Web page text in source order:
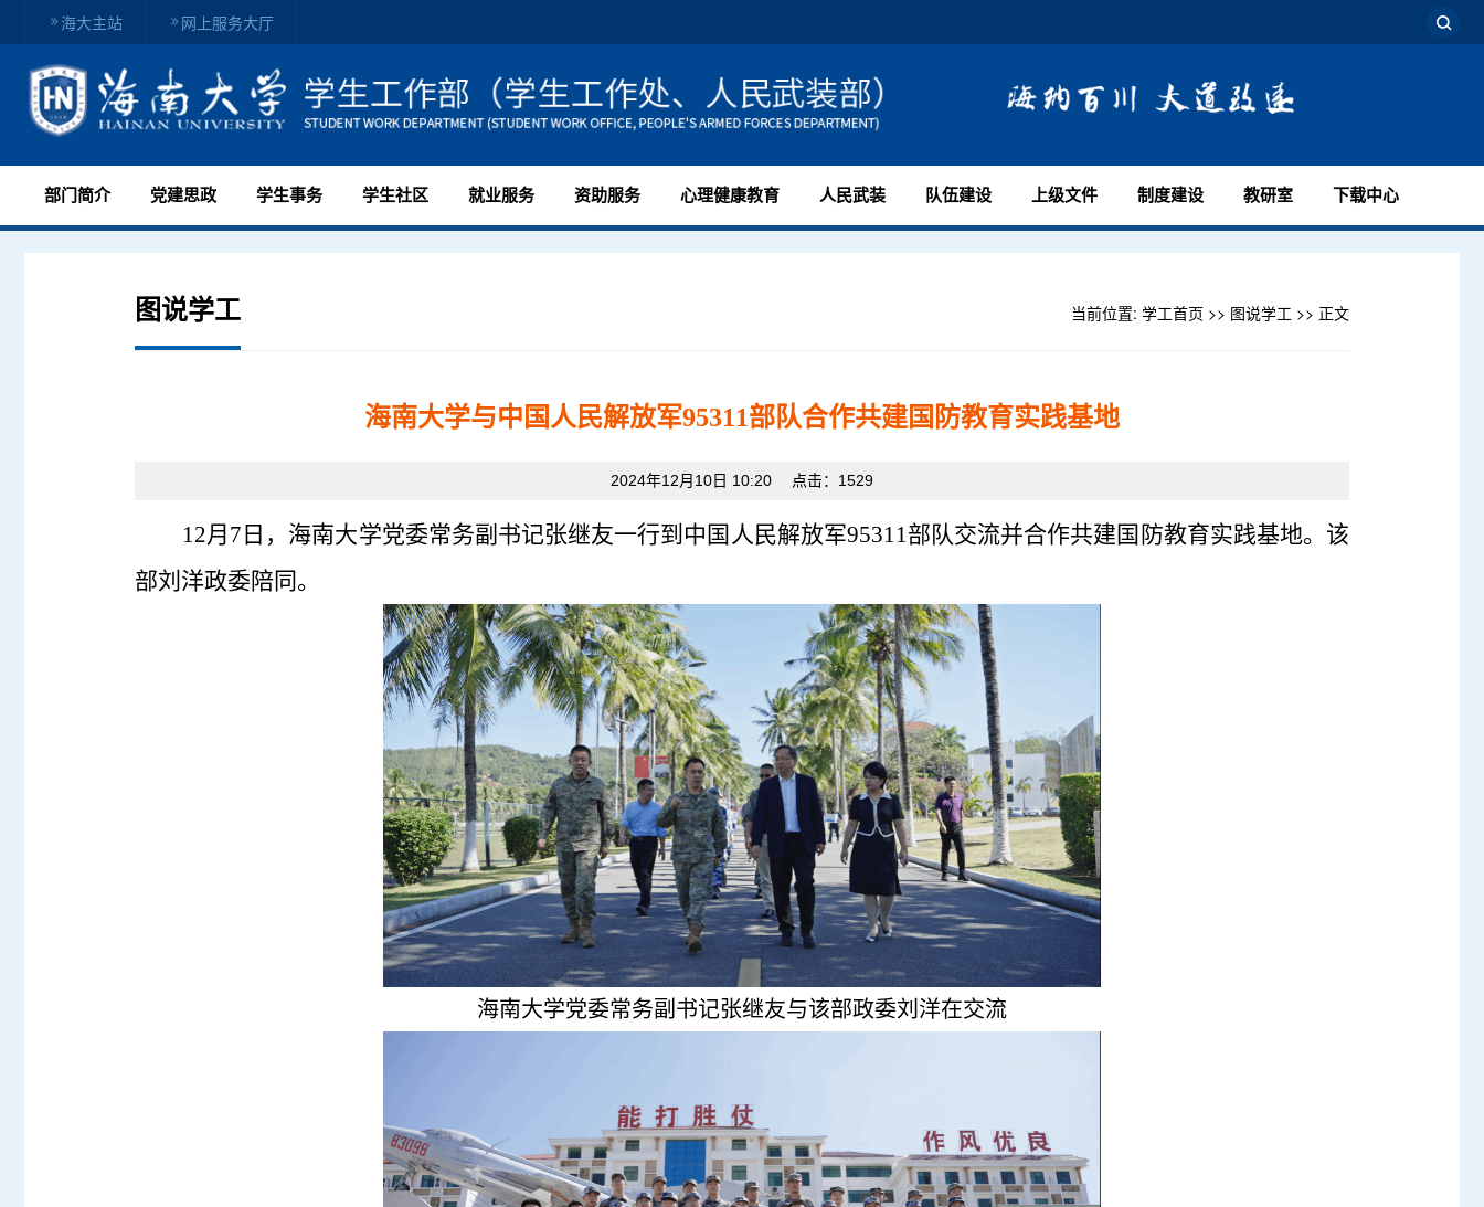
海大主站 网上服务大厅
部门简介 党建思政 学生事务 学生社区 就业服务 资助服务 心理健康教育 人民武装 队伍建设 上级文件 制度建设 教研室 下载中心
图说学工 当前位置: 学工首页 >> 图说学工 >> 正文
海南大学与中国人民解放军95311部队合作共建国防教育实践基地
2024年12月10日 10:20 点击： 1529
12月7日，海南大学党委常务副书记张继友一行到中国人民解放军95311部队交流并合作共建国防教育实践基地。该
部刘洋政委陪同。
海南大学党委常务副书记张继友与该部政委刘洋在交流